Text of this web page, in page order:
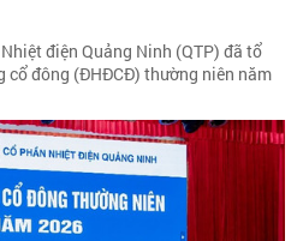
điện Quảng Ninh (QTP) đã tổ
cổ đông (ĐHĐCĐ) thường niên năm